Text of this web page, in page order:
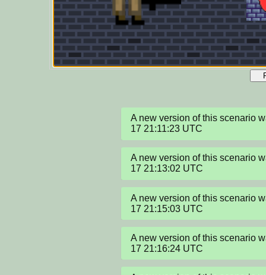
A new version of this scenario
17 21:11:23 UTC
A new version of this scenario
17 21:13:02 UTC
A new version of this scenario
17 21:15:03 UTC
A new version of this scenario
17 21:16:24 UTC